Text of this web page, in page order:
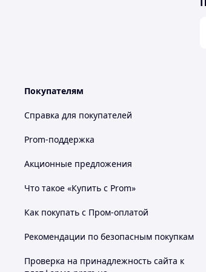
Покупателям
Справка для покупателей
Prom-поддержка
Акционные предложения
Что такое «Купить с Prom»
Как покупать с Пром-оплатой
Рекомендации по безопасным покупкам
Проверка на принадлежность сайта к